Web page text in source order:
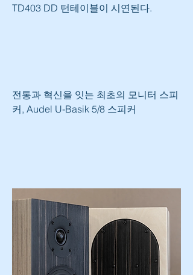
TD403 DD 턴테이블이 시연된다.
전통과 혁신을 잇는 최초의 모니터 스피
커, Audel U-Basik 5/8 스피커